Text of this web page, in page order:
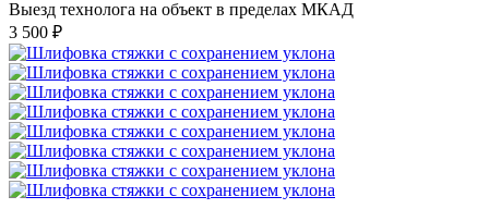
Выезд технолога на объект в пределах МКАД
3 500 ₽